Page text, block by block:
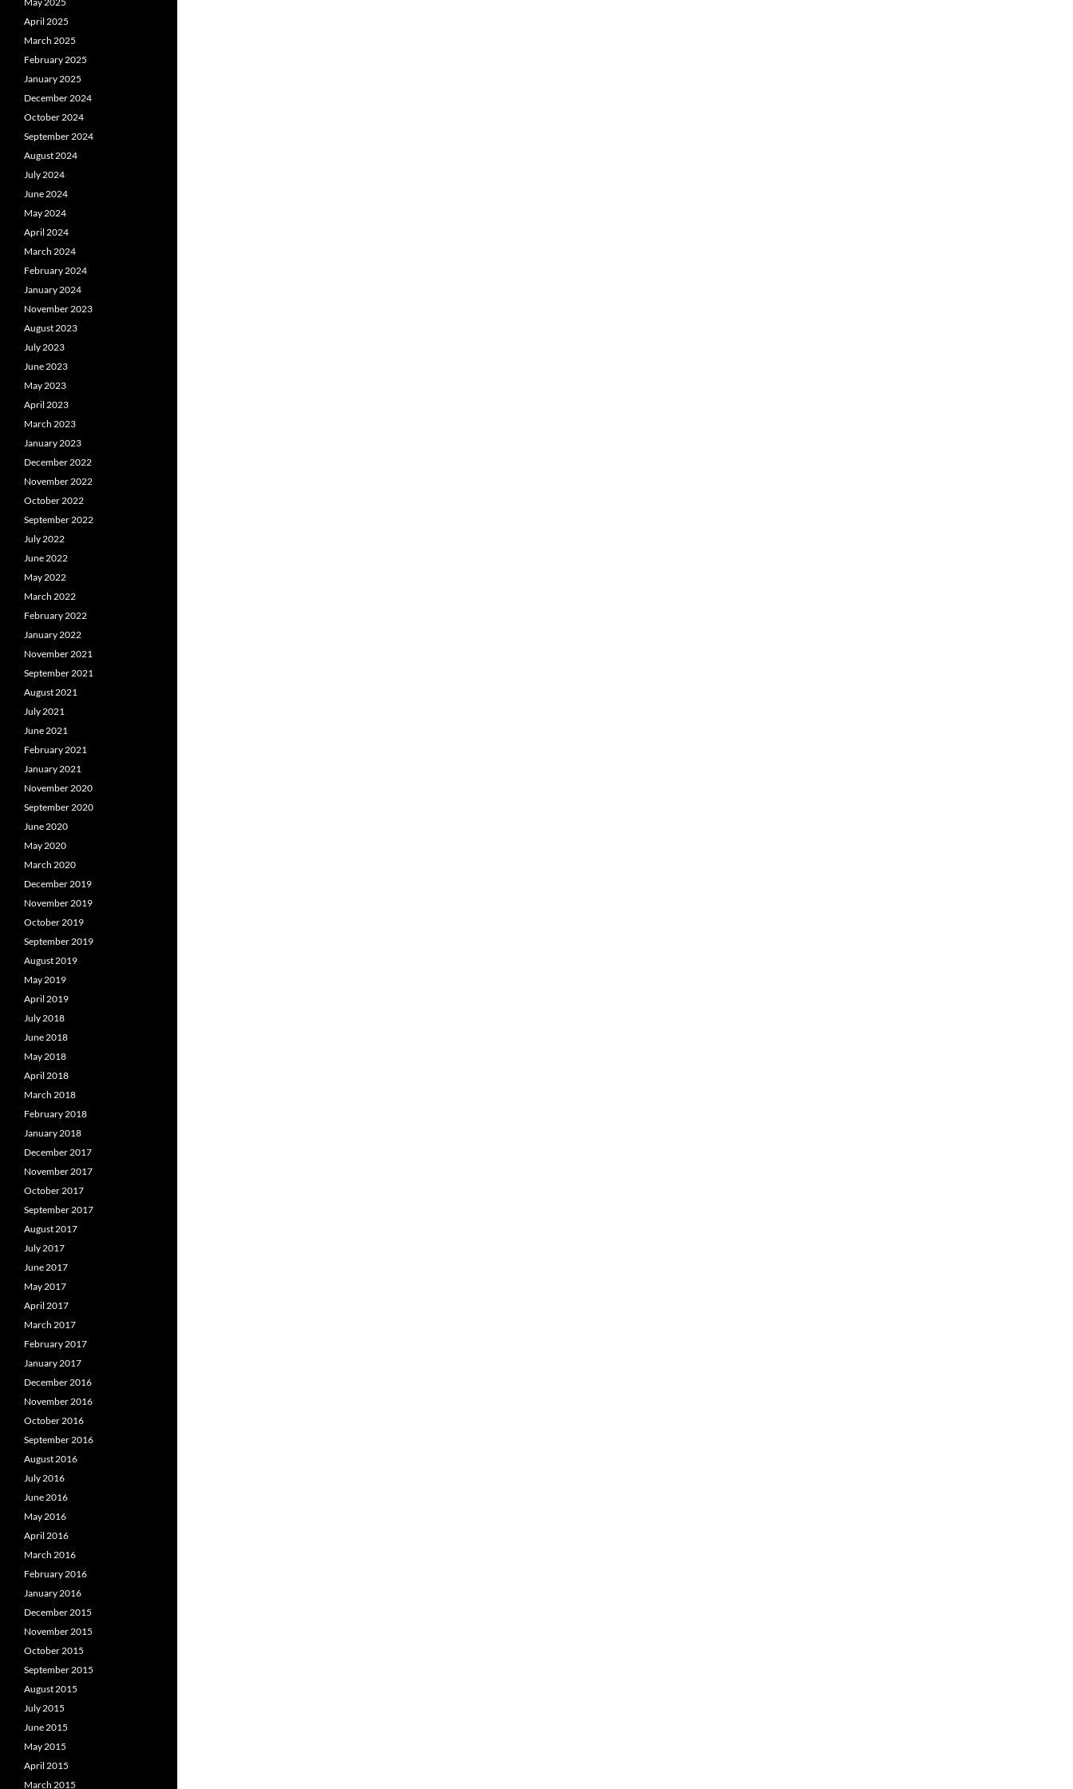
April 2025
March 2025
February 2025
January 2025
December 2024
October 2024
September 2024
August 2024
July 2024
June 2024
May 2024
April 2024
March 2024
February 2024
January 2024
November 2023
August 2023
July 2023
June 2023
May 2023
April 2023
March 2023
January 2023
December 2022
November 2022
October 2022
September 2022
July 2022
June 2022
May 2022
March 2022
February 2022
January 2022
November 2021
September 2021
August 2021
July 2021
June 2021
February 2021
January 2021
November 2020
September 2020
June 2020
May 2020
March 2020
December 2019
November 2019
October 2019
September 2019
August 2019
May 2019
April 2019
July 2018
June 2018
May 2018
April 2018
March 2018
February 2018
January 2018
December 2017
November 2017
October 2017
September 2017
August 2017
July 2017
June 2017
May 2017
April 2017
March 2017
February 2017
January 2017
December 2016
November 2016
October 2016
September 2016
August 2016
July 2016
June 2016
May 2016
April 2016
March 2016
February 2016
January 2016
December 2015
November 2015
October 2015
September 2015
August 2015
July 2015
June 2015
May 2015
April 2015
March 2015